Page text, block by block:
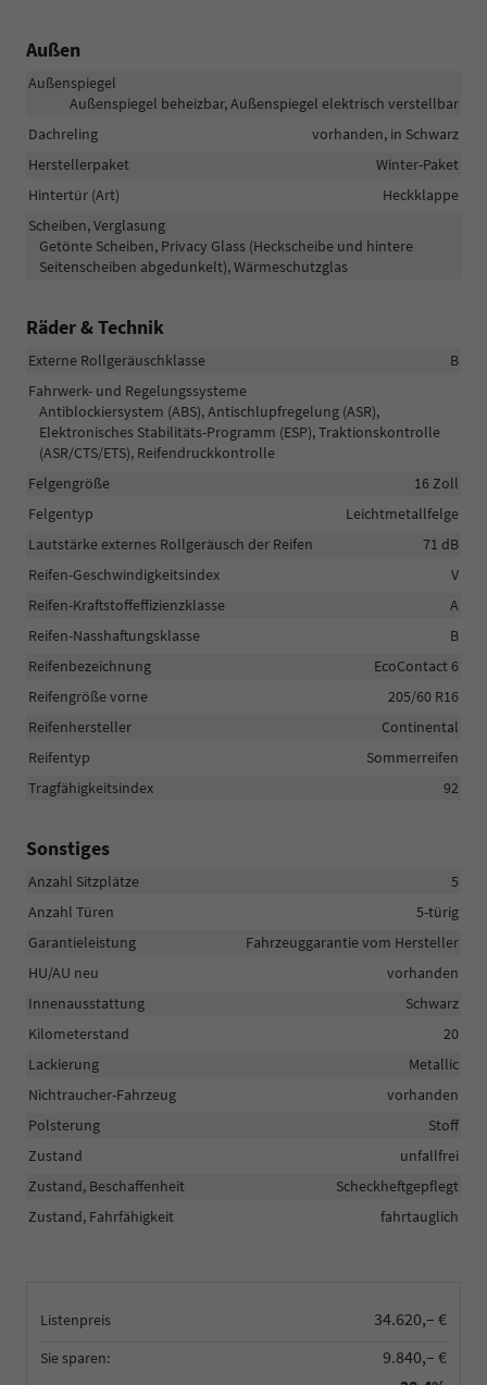
Listenpreis 34.620,– €
Sie sparen:
9.840,– €
Außen
Außenspiegel
Außenspiegel beheizbar, Außenspiegel elektrisch verstellbar
Dachreling
vorhanden, in Schwarz
Herstellerpaket
Winter-Paket
Hintertür (Art)
Heckklappe
Scheiben, Verglasung
Getönte Scheiben, Privacy Glass (Heckscheibe und hintere
Seitenscheiben abgedunkelt), Wärmeschutzglas
Räder & Technik
Externe Rollgeräuschklasse
B
Fahrwerk- und Regelungssysteme
Antiblockiersystem (ABS), Antischlupfregelung (ASR),
Elektronisches Stabilitäts-Programm (ESP), Traktionskontrolle
(ASR/CTS/ETS), Reifendruckkontrolle
Felgengröße
16 Zoll
Felgentyp
Leichtmetallfelge
Lautstärke externes Rollgeräusch der Reifen
71 dB
Reifen-Geschwindigkeitsindex
V
Reifen-Kraftstoffeffizienzklasse
A
Reifen-Nasshaftungsklasse
B
Reifenbezeichnung
EcoContact 6
Reifengröße vorne
205/60 R16
Reifenhersteller
Continental
Reifentyp
Sommerreifen
Tragfähigkeitsindex
92
Sonstiges
Anzahl Sitzplätze
5
Anzahl Türen
5-türig
Garantieleistung
Fahrzeuggarantie vom Hersteller
HU/AU neu
vorhanden
Innenausstattung
Schwarz
Kilometerstand
20
Lackierung
Metallic
Nichtraucher-Fahrzeug
vorhanden
Polsterung
Stoff
Zustand
unfallfrei
Zustand, Beschaffenheit
Scheckheftgepflegt
Zustand, Fahrfähigkeit
fahrtauglich